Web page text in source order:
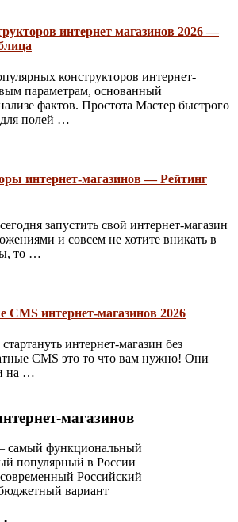
интернет магазинов 2026 —
конструкторов интернет-
параметрам, основанный
фактов. Простота Мастер быстрого
для полей …
интернет-магазинов — Рейтинг
запустить свой интернет-магазин
и совсем не хотите вникать в
то …
интернет-магазинов 2026
интернет-магазин без
CMS это то что вам нужно! Они
на …
магазинов
самый функциональный
популярный в России
Российский
вариант